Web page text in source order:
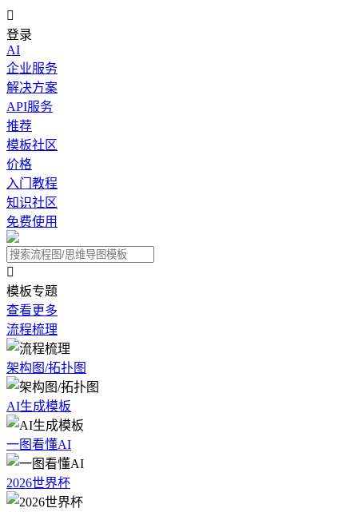

登录
AI
企业服务
解决方案
API服务
推荐
模板社区
价格
入门教程
知识社区
免费使用

模板专题
查看更多
流程梳理
架构图/拓扑图
AI生成模板
一图看懂AI
2026世界杯